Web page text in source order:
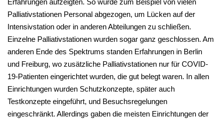
Erfahrungen aufzeigten. So wurde zum Beispiel von vielen
Palliativstationen Personal abgezogen, um Lücken auf der
Intensivstation oder in anderen Abteilungen zu schließen.
Einzelne Palliativstationen wurden sogar ganz geschlossen. Am
anderen Ende des Spektrums standen Erfahrungen in Berlin
und Freiburg, wo zusätzliche Palliativstationen nur für COVID-
19-Patienten eingerichtet wurden, die gut belegt waren. In allen
Einrichtungen wurden Schutzkonzepte, später auch
Testkonzepte eingeführt, und Besuchsregelungen
eingeschränkt. Allerdings gaben die meisten Einrichtungen der